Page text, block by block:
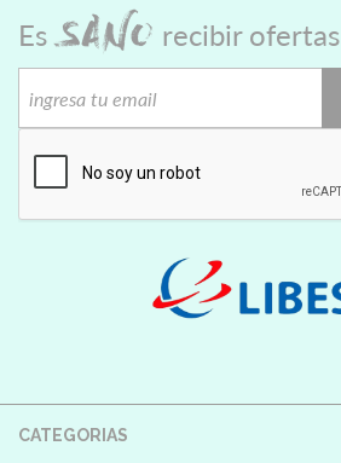
Es SANO recibir ofertas
CATEGORIAS